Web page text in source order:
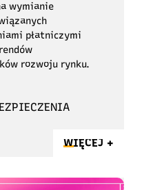
wymianie
płatniczymi
rozwoju rynku.
WIĘCEJ +